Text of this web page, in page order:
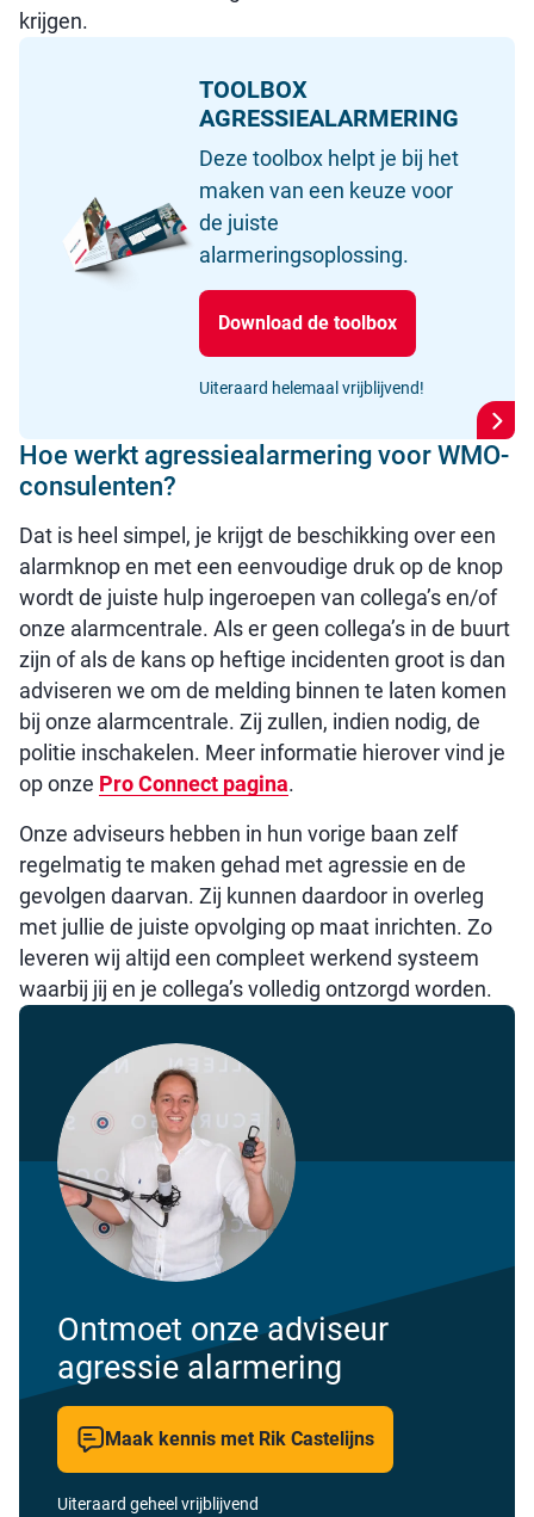
krijgen.
TOOLBOX
AGRESSIEALARMERING
Deze toolbox helpt je bij het
maken van een keuze voor
de juiste
alarmeringsoplossing.
Download de toolbox
Uiteraard helemaal vrijblijvend!
Hoe werkt agressiealarmering voor WMO-
consulenten?
Dat is heel simpel, je krijgt de beschikking over een
alarmknop en met een eenvoudige druk op de knop
wordt de juiste hulp ingeroepen van collega’s en/of
onze alarmcentrale. Als er geen collega’s in de buurt
zijn of als de kans op heftige incidenten groot is dan
adviseren we om de melding binnen te laten komen
bij onze alarmcentrale. Zij zullen, indien nodig, de
politie inschakelen. Meer informatie hierover vind je
op onze Pro Connect pagina.
Onze adviseurs hebben in hun vorige baan zelf
regelmatig te maken gehad met agressie en de
gevolgen daarvan. Zij kunnen daardoor in overleg
met jullie de juiste opvolging op maat inrichten. Zo
leveren wij altijd een compleet werkend systeem
waarbij jij en je collega’s volledig ontzorgd worden.
Ontmoet onze adviseur
agressie alarmering
Maak kennis met Rik Castelijns
Uiteraard geheel vrijblijvend